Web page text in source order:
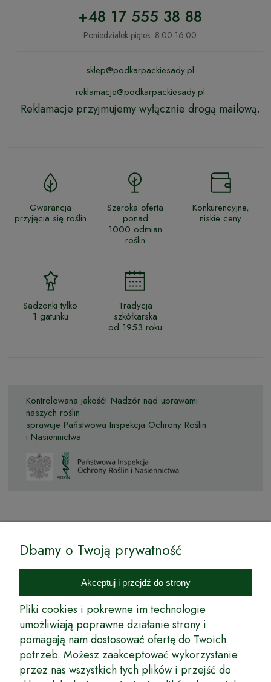
+48 17 555 38 88
Poniedziałek-piątek: 8:00-16:00
sklep@podkarpackiesady.pl
reklamacje@podkarpackiesady.pl
Reklamacje przyjmujemy wyłącznie drogą mailową.
Gwarancja
przyjęcia się roślin
Szeroka oferta
ponad
1000 odmian
roślin
Konkurencyjne,
niskie ceny
Sadzonki tylko
1 gatunku
Tradycja
szkółkarska
od 1953 roku
Kontrolowana jakość! Nadzór nad uprawami
naszych roślin
sprawuje Państwowa Inspekcja Ochrony Roślin
i Nasiennictwa
Internetowy Sklep Ogrodniczy Podkarpackie Sady to inicjatywa
podkarpackich szkółkarzy, której zamierzeniem jest wprowadzenie na
rynek wysokiej jakości drzewek owocowych, drzewek ozdobnych oraz
innych produktów pozwalających na uprawianie zarówno małych, jak
i dużych sadów oraz ogrodów.
Wspólnie stworzyliśmy dla Państwa kompleksową ofertę - wspaniałe
produkty, dary ziemi ze szkółek drzewek ozdobnych i owocowych,
których tradycje sięgają roku 1953. Drzewka produkowane są
z najwyższą starannością przez trzecie pokolenie plantatorów.
Dbamy o Twoją prywatność
Akceptuj i przejdź do strony
Pliki cookies i pokrewne im technologie
umożliwiają poprawne działanie strony i
pomagają nam dostosować ofertę do Twoich
potrzeb. Możesz zaakceptować wykorzystanie
przez nas wszystkich tych plików i przejść do